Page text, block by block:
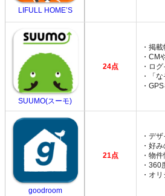
LIFULL HOME’S
SUUMO(スーモ)
24点
・掲
・CM
・ロ
・「
・
goodroom
21点
・デ
・好
・物
・360
・オ